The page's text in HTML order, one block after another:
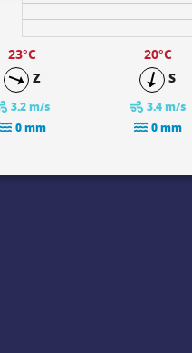
23°C
Z
3.2 m/s
0 mm
20°C
S
3.4 m/s
0 mm